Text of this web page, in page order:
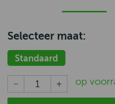
Selecteer maat:
Standaard
op